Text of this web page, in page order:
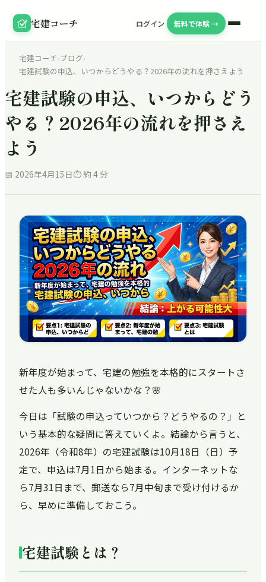
宅建コーチ ログイン 無料で体験 →
宅建コーチ›ブログ›
宅建試験の申込、いつからどうやる？2026年の流れを押さえよう
宅建試験の申込、いつからどう
やる？2026年の流れを押さえ
よう
📅 2026年4月15日⏱ 約4 分
新年度が始まって、宅建の勉強を本格的にスタートさ
せた人も多いんじゃないかな？🌸
今日は「試験の申込っていつから？どうやるの？」と
いう基本的な疑問に答えていくよ。結論から言うと、
2026年（令和8年）の宅建試験は10月18日（日）予
定で、申込は7月1日から始まる。インターネットな
ら7月31日まで、郵送なら7月中旬まで受け付けるか
ら、早めに準備しておこう。
宅建試験とは？